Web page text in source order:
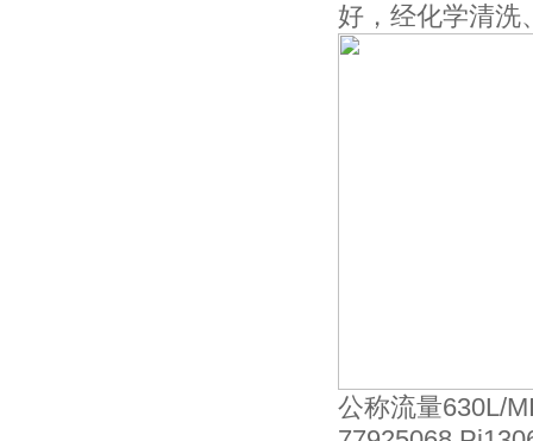
好，经化学清洗
公称流量630L/